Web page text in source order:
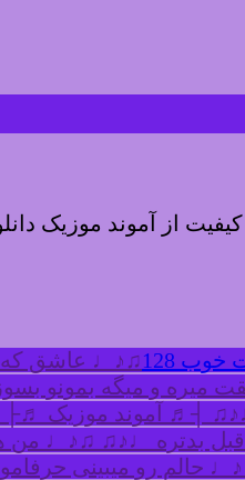
از آموند موزیک
128
♫♪♩ عاشق که
میره و میگه بمونو
┤♬ آموند موزیک ♬├
بدتره ♩♪♫ ♫♪♩ من
رو میبینی